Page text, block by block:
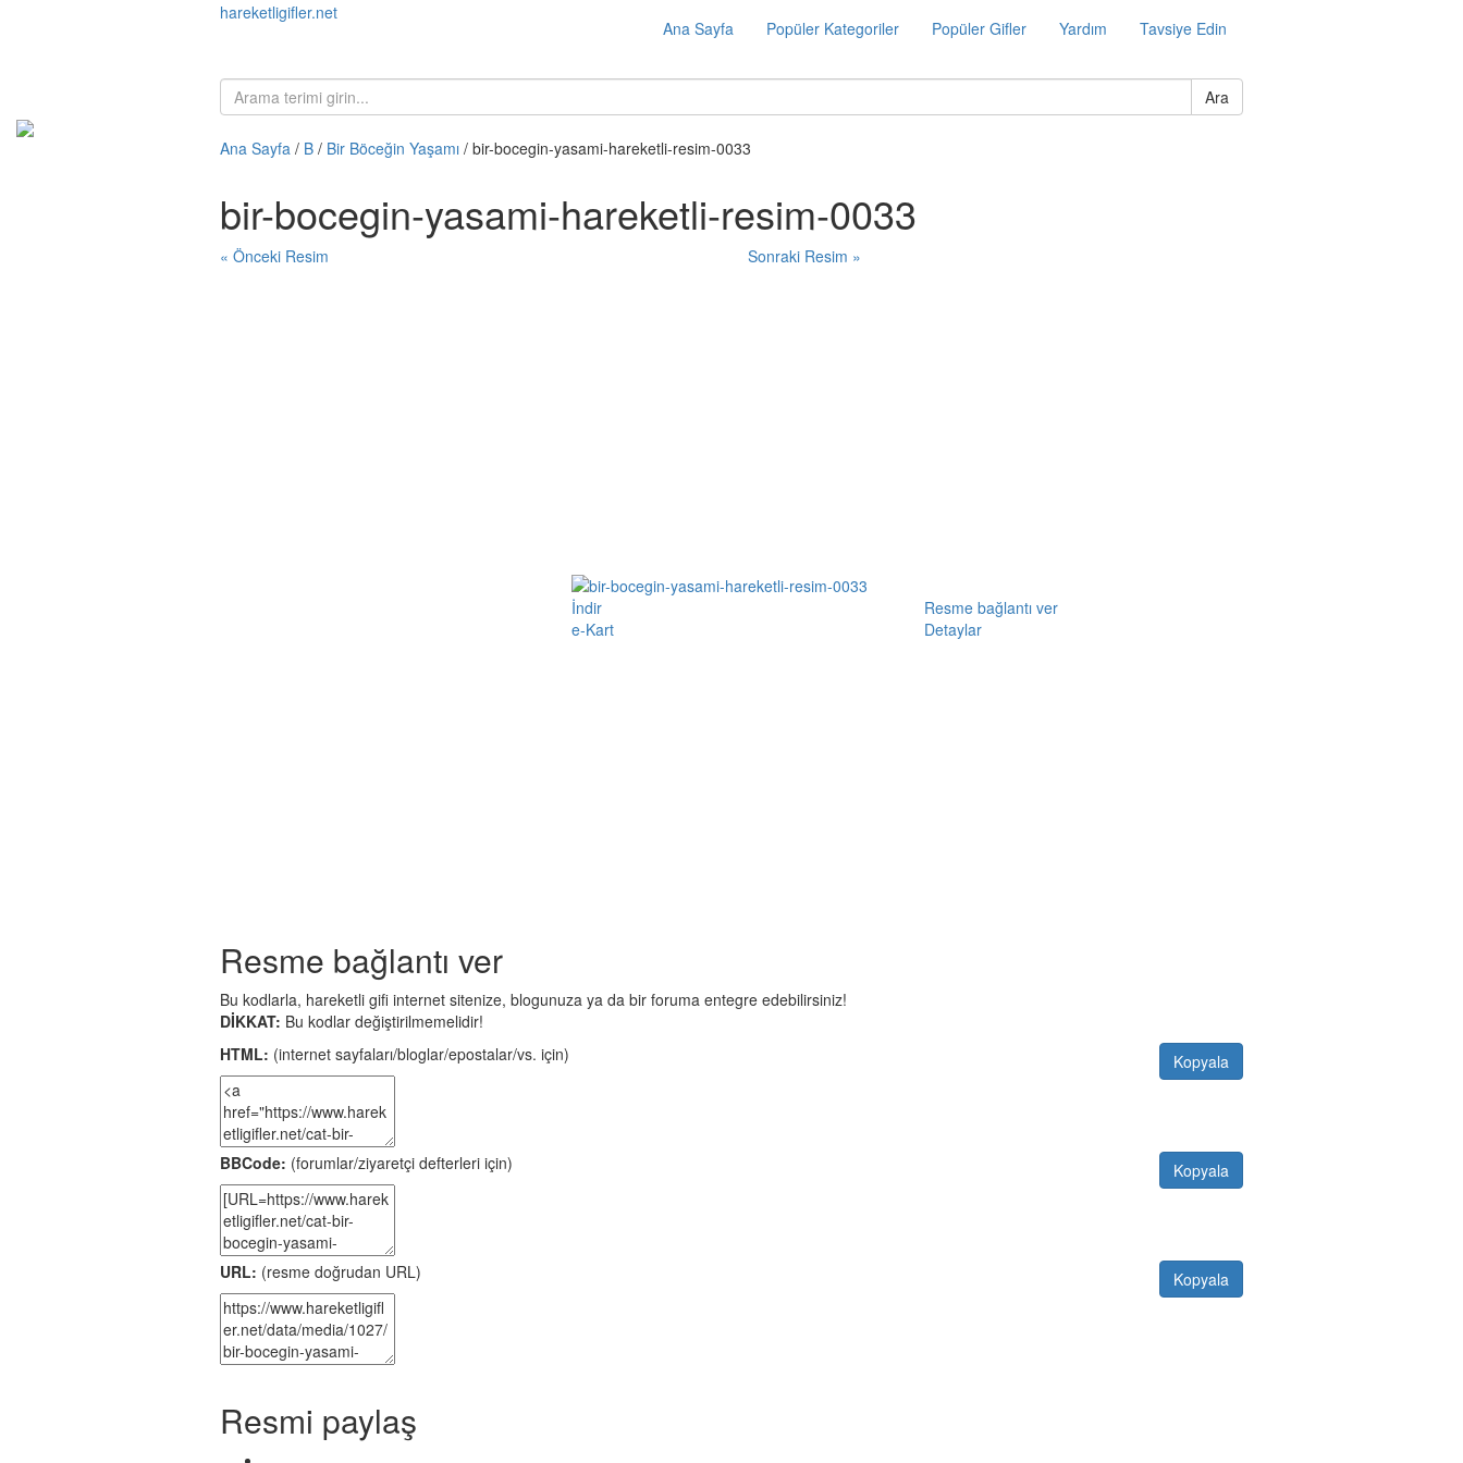
hareketligifler.net
Ana Sayfa Popüler Kategoriler Popüler Gifler Yardım Tavsiye Edin
Ara
Ana Sayfa / B / Bir Böceğin Yaşamı / bir-bocegin-yasami-hareketli-resim-0033
bir-bocegin-yasami-hareketli-resim-0033
« Önceki Resim Sonraki Resim »
İndir
Resme bağlantı ver
e-Kart
Detaylar
Resme bağlantı ver
Bu kodlarla, hareketli gifi internet sitenize, blogunuza ya da bir foruma entegre edebilirsiniz!
DİKKAT: Bu kodlar değiştirilmemelidir!
HTML: (internet sayfaları/bloglar/epostalar/vs. için) Kopyala
BBCode: (forumlar/ziyaretçi defterleri için) Kopyala
URL: (resme doğrudan URL) Kopyala
Resmi paylaş